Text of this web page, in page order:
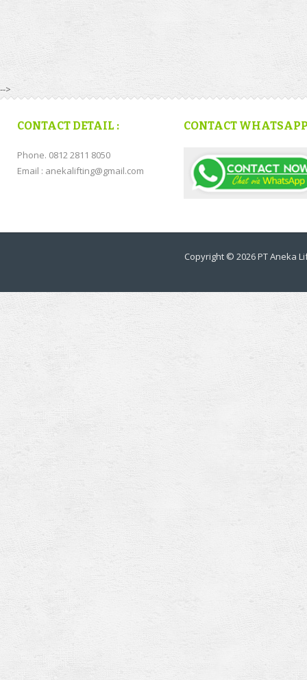
-->
CONTACT DETAIL :
Phone. 0812 2811 8050
Email : anekalifting@gmail.com
CONTACT
Copyright © 2026PT Aneka